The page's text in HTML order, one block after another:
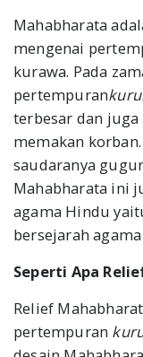
Mahabharata
mengenai
kurawa. Pada
pertempuran
terbesar dan
memakan
saudaranya
Mahabharata ini
agama Hindu
bersejarah
Seperti Apa
Relief
pertempuran